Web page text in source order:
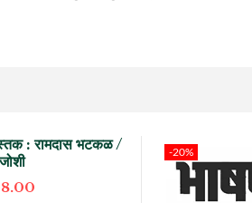
: रामदास भटकळ /
-20%